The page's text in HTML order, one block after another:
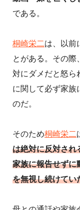
である。
桐崎栄二は、以前
とがある。その際
対にダメだと怒ら
に関して必ず家族
のだ。
そのため桐崎栄二
は絶対に反対され
家族に報告せずに
を無視し続けてい